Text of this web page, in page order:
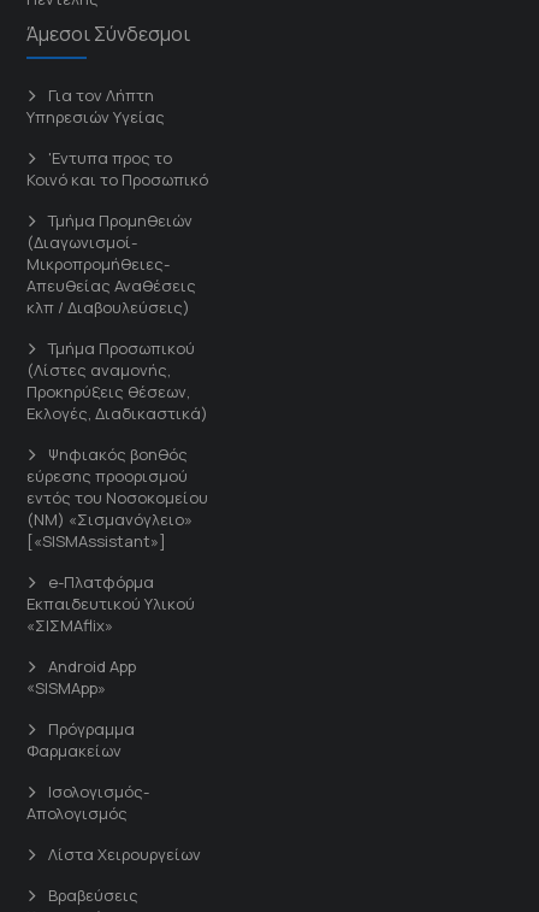
Άμεσοι Σύνδεσμοι
Για τον Λήπτη
Υπηρεσιών Υγείας
'Εντυπα προς το
Κοινό και το Προσωπικό
Τμήμα Προμηθειών
(Διαγωνισμοί-
Μικροπρομήθειες-
Απευθείας Αναθέσεις
κλπ / Διαβουλεύσεις)
Τμήμα Προσωπικού
(Λίστες αναμονής,
Προκηρύξεις θέσεων,
Εκλογές, Διαδικαστικά)
Ψηφιακός βοηθός
εύρεσης προορισμού
εντός του Νοσοκομείου
(ΝΜ) «Σισμανόγλειο»
[«SISMAssistant»]
e-Πλατφόρμα
Εκπαιδευτικού Υλικού
«ΣΙΣΜΑflix»
Android App
«SISMApp»
Πρόγραμμα
Φαρμακείων
Ισολογισμός-
Απολογισμός
Λίστα Χειρουργείων
Βραβεύσεις